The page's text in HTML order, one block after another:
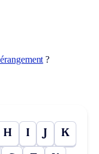
?
H I J K